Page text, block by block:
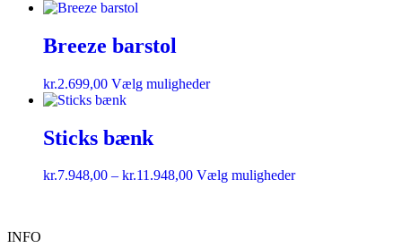
Breeze barstol
kr.2.699,00 Vælg muligheder
Sticks bænk
kr.7.948,00 – kr.11.948,00 Vælg muligheder
INFO